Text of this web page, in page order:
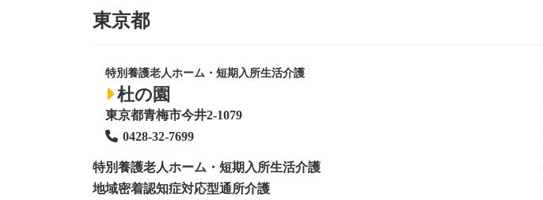
送
東京都
特別養護老人ホーム・短期入所生活介護
杜の園
東京都青梅市今井2-1079
0428-32-7699
特別養護老人ホーム ・短期入所生活介護
地域密着認知症対応型通所介護